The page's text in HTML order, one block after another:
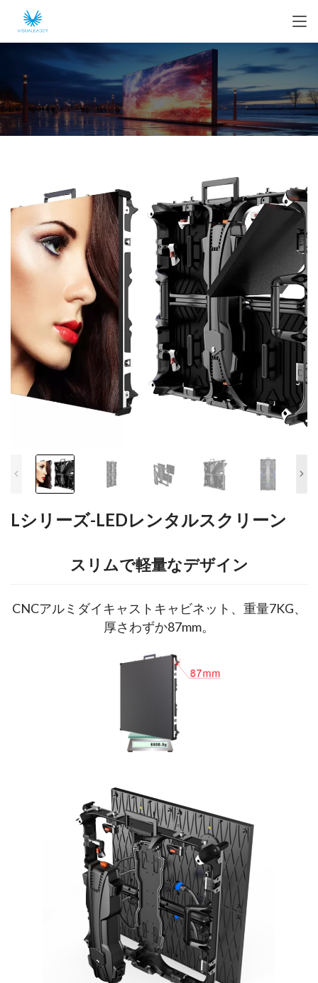
Lシリーズ-LEDレンタルスクリーン
スリムで軽量なデザイン
CNCアルミダイキャストキャビネット、重量7KG、
厚さわずか87mm。